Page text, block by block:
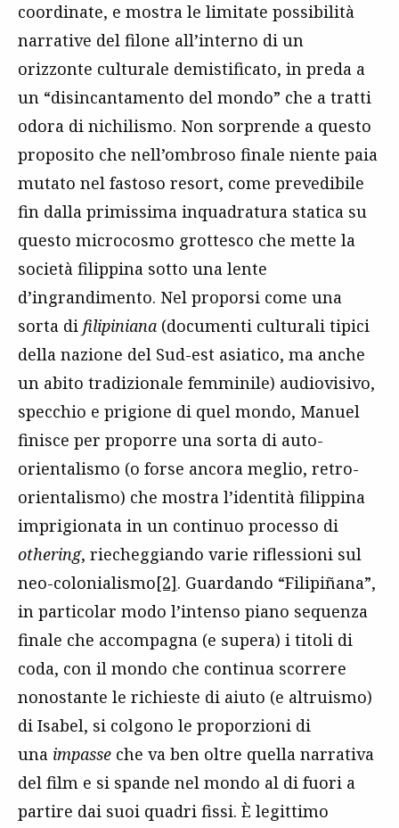
coordinate, e mostra le limitate possibilità
narrative del filone all’interno di un
orizzonte culturale demistificato, in preda a
un “disincantamento del mondo” che a tratti
odora di nichilismo. Non sorprende a questo
proposito che nell’ombroso finale niente paia
mutato nel fastoso resort, come prevedibile
fin dalla primissima inquadratura statica su
questo microcosmo grottesco che mette la
società filippina sotto una lente
d’ingrandimento. Nel proporsi come una
sorta di filipiniana (documenti culturali tipici
della nazione del Sud-est asiatico, ma anche
un abito tradizionale femminile) audiovisivo,
specchio e prigione di quel mondo, Manuel
finisce per proporre una sorta di auto-
orientalismo (o forse ancora meglio, retro-
orientalismo) che mostra l’identità filippina
imprigionata in un continuo processo di
othering, riecheggiando varie riflessioni sul
neo-colonialismo[2]. Guardando “Filipiñana”,
in particolar modo l’intenso piano sequenza
finale che accompagna (e supera) i titoli di
coda, con il mondo che continua scorrere
nonostante le richieste di aiuto (e altruismo)
di Isabel, si colgono le proporzioni di
una impasse che va ben oltre quella narrativa
del film e si spande nel mondo al di fuori a
partire dai suoi quadri fissi. È legittimo